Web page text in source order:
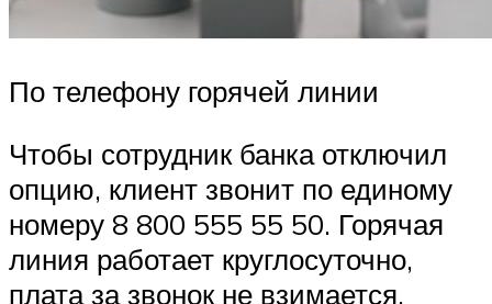
По телефону горячей линии
Чтобы сотрудник банка отключил
опцию, клиент звонит по единому
номеру 8 800 555 55 50. Горячая
линия работает круглосуточно,
плата за звонок не взимается.